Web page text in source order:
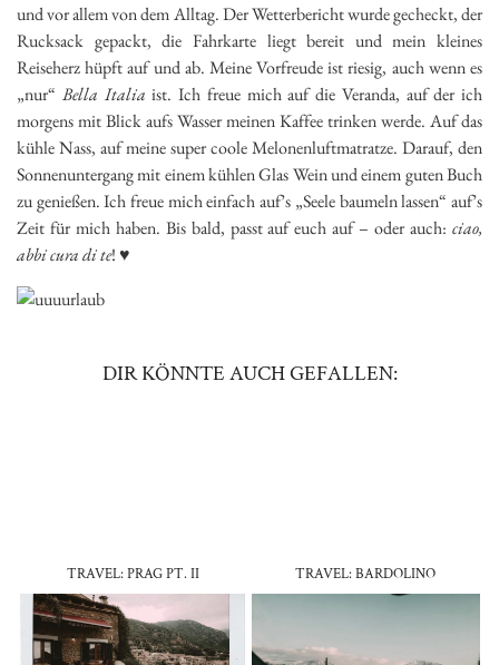
und vor allem von dem Alltag. Der Wetterbericht wurde gecheckt, der
Rucksack gepackt, die Fahrkarte liegt bereit und mein kleines
Reiseherz hüpft auf und ab. Meine Vorfreude ist riesig, auch wenn es
„nur“ Bella Italia ist. Ich freue mich auf die Veranda, auf der ich
morgens mit Blick aufs Wasser meinen Kaffee trinken werde. Auf das
kühle Nass, auf meine super coole Melonenluftmatratze. Darauf, den
Sonnenuntergang mit einem kühlen Glas Wein und einem guten Buch
zu genießen. Ich freue mich einfach auf’s „Seele baumeln lassen“ auf’s
Zeit für mich haben. Bis bald, passt auf euch auf – oder auch: ciao,
abbi cura di te! ♥
DIR KÖNNTE AUCH GEFALLEN:
TRAVEL: PRAG PT. II TRAVEL: BARDOLINO